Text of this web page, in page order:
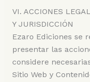
VI. ACCIONES
Y JURISDICCIÓN
Ezaro Ediciones se
presentar las
considere
Sitio Web y